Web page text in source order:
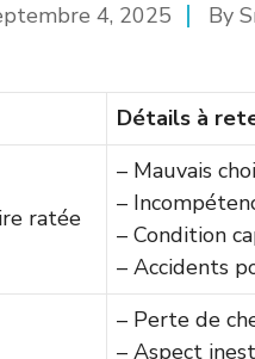
4, 2025 By
Détails à
ratée
– Mauvais
–
– Condition
– Accidents
– Perte de
– Aspect